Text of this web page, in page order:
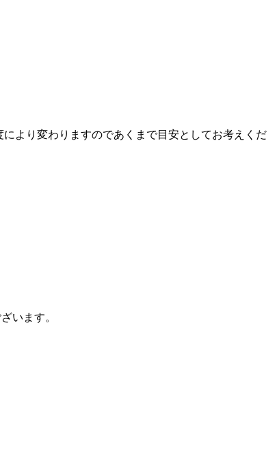
より変わりますのであくまで目安としてお考えくだ
います。